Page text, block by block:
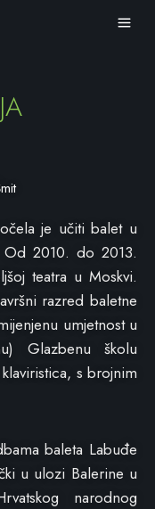
je učiti balet u
2010. do 2013.
teatra u Moskvi.
razred baletne
umjetnost u
Glazbenu školu
s brojnim
baleta Labuđe
u ulozi Balerine u
narodnog